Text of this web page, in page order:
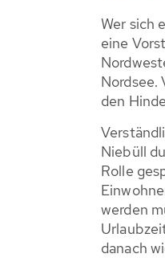
Wer sich
eine
Nordsee.
den
Niebüll
Rolle
werden
danach